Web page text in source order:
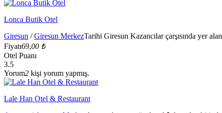
Lonca Butik Otel
Giresun /Giresun MerkezTarihi Giresun Kazancılar çarşısında yer
Fiyatı69,00 ₺
Otel Puanı
3.5
Yorum2 kişi yorum yapmış.
Lale Han Otel & Restaurant